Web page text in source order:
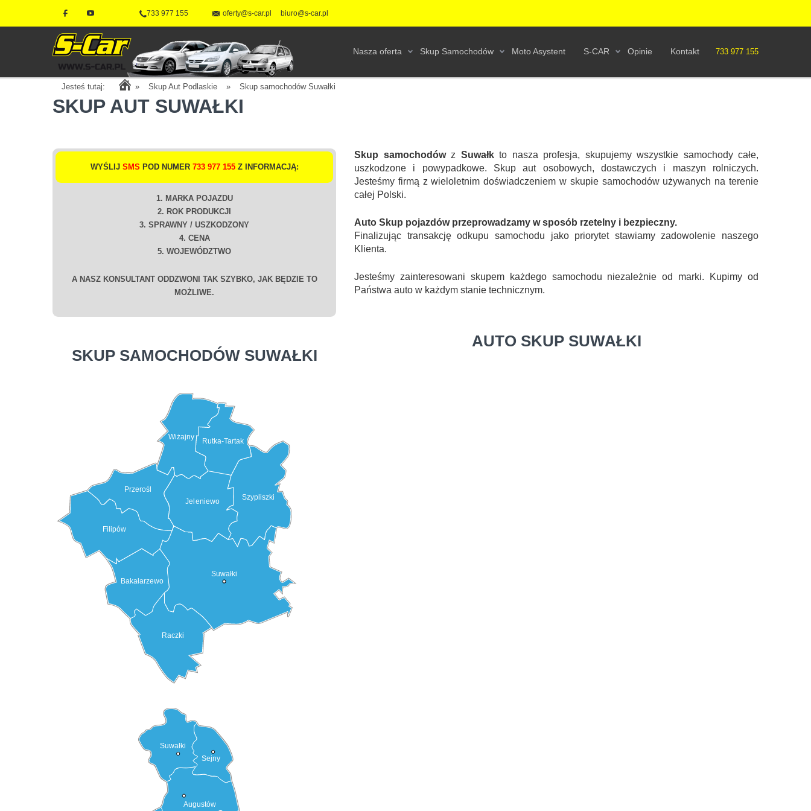
733 977 155 oferty@s-car.pl biuro@s-car.pl
733 977 155
Nasza oferta Skup Samochodów Moto Asystent S-CAR Opinie Kontakt
Jesteś tutaj: » Skup Aut Podlaskie » Skup samochodów Suwałki
SKUP AUT SUWAŁKI
WYŚLIJ SMS POD NUMER 733 977 155Z INFORMACJĄ:
1. MARKA POJAZDU
2. ROK PRODUKCJI
3. SPRAWNY / USZKODZONY
4. CENA
5. WOJEWÓDZTWO
A NASZ KONSULTANT ODDZWONI TAK SZYBKO, JAK BĘDZIE TO
MOŻLIWE.
SKUP SAMOCHODÓW SUWAŁKI
Raczki
Suwałki
Bakałarzewo
Filipów
Przerośl
Jeleniewo
Szypliszki
Wiżajny Rutka-Tartak
Augustów
Sejny
Suwałki
Skup samochodówz Suwałkto nasza profesja, skupujemy wszystkie samochody całe,
uszkodzone i powypadkowe. Skup aut osobowych, dostawczych i maszyn rolniczych.
Jesteśmy firmą z wieloletnim doświadczeniem w skupie samochodów używanych na terenie
całej Polski.
Auto Skup pojazdów przeprowadzamy w sposób rzetelny i bezpieczny.
Finalizując transakcję odkupu samochodu jako priorytet stawiamy zadowolenie naszego
Klienta.
Jesteśmy zainteresowani skupem każdego samochodu niezależnie od marki. Kupimy od
Państwa auto w każdym stanie technicznym.
AUTO SKUP SUWAŁKI